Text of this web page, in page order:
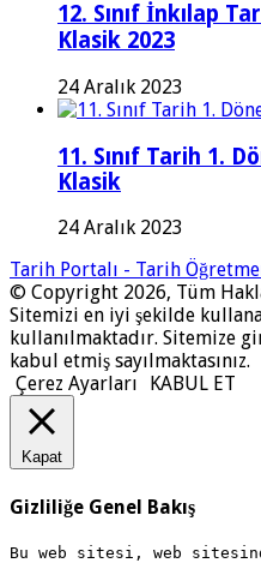
12. Sınıf İnkılap
Klasik 2023
24 Aralık 2023
11. Sınıf Tarih 1.
Klasik
24 Aralık 2023
Tarih Portalı - Tarih
© Copyright 2026, Tüm
Sitemizi en iyi şekilde
kullanılmaktadır. Sitemize
kabul etmiş sayılmaktasınız.
Çerez Ayarları
KABUL ET
Kapat
Gizliliğe Genel Bakış
Bu web sitesi, web